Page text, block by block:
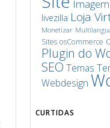
livezilla Loja
Monetizar
Sites osCommerce
Plugin do
SEO Temas
Webdesign
CURTIDAS